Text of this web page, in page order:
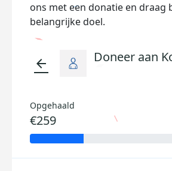
ons met een donatie en draag
belangrijke doel.
arrow_back Doneer aan
Opgehaald
€259